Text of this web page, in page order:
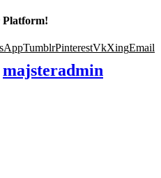
Platform!
TumblrPinterestVkXingEmail
majsteradmin